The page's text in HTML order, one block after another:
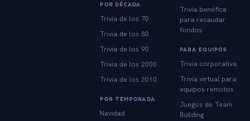
POR DÉCADA
Trivia de los 70
Trivia de los 80
Trivia de los 90
Trivia de los 2000
Trivia de los 2010
POR TEMPORADA
Navidad
Trivia benéfica
para recaudar
fondos
PARA EQUIPOS
Trivia corporativa
Trivia virtual para
equipos remotos
Juegos de Team
Building